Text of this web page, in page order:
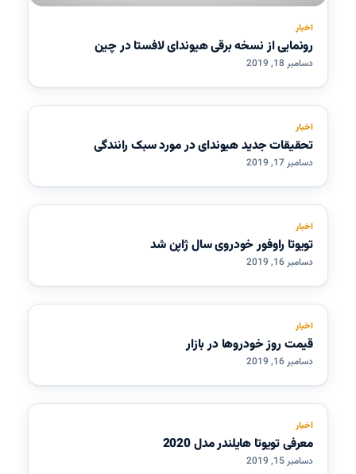
اخبار
رونمایی از نسخه برقی هیوندای لافستا در چین
دسامبر 18, 2019
اخبار
تحقیقات جدید هیوندای در مورد سبک رانندگی
دسامبر 17, 2019
اخبار
تویوتا راوفور خودروی سال ژاپن شد
دسامبر 16, 2019
اخبار
قیمت روز خودروها در بازار
دسامبر 16, 2019
اخبار
معرفی تویوتا هایلندر مدل 2020
دسامبر 15, 2019